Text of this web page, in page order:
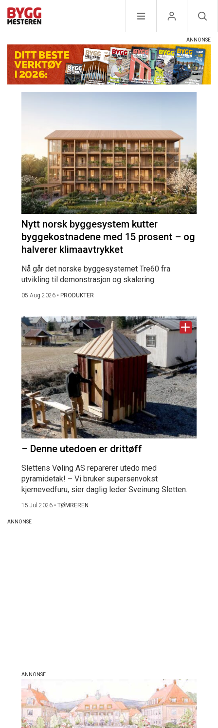
Nytt norsk byggesystem kutter
byggekostnadene med 15 prosent – og
halverer klimaavtrykket
Nå går det norske byggesystemet Tre60 fra
utvikling til demonstrasjon og skalering.
05 Aug 2026 • PRODUKTER
– Denne utedoen er drittøff
Slettens Vøling AS reparerer utedo med
pyramidetak! – Vi bruker supersenvokst
kjernevedfuru, sier daglig leder Sveinung Sletten.
15 Jul 2026 • TØMREREN